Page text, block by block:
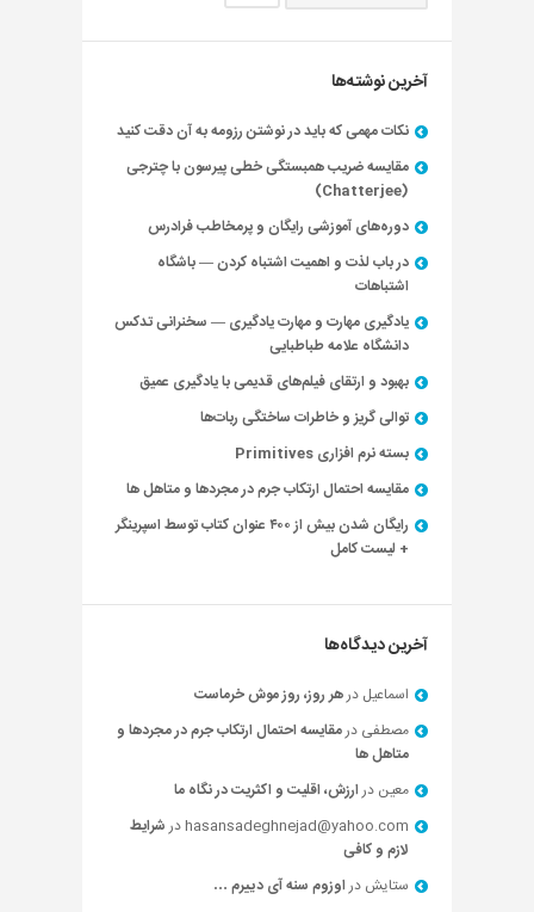
آخرین نوشته‌ها
نکات مهمی که باید در نوشتن رزومه به آن دقت کنید
مقایسه ضریب همبستگی خطی پیرسون با چترجی
(Chatterjee)
دوره‌های آموزشی رایگان و پرمخاطب فرادرس
در باب لذت و اهمیت اشتباه کردن — باشگاه
اشتباهات
یادگیری مهارت و مهارت یادگیری — سخنرانی تدکس
دانشگاه علامه طباطبایی
بهبود و ارتقای فیلم‌های قدیمی با یادگیری عمیق
توالی گریز و خاطرات ساختگی ربات‌ها
بسته نرم افزاری Primitives
مقایسه احتمال ارتکاب جرم در مجردها و متاهل ها
رایگان شدن بیش از ۴۰۰ عنوان کتاب توسط اسپرینگر
+ لیست کامل
آخرین دیدگاه‌ها
اسماعیل درهر روز، روز موش خرماست
مصطفی درمقایسه احتمال ارتکاب جرم در مجردها و
متاهل ها
معین درارزش، اقلیت و اکثریت در نگاه ما
hasansadeghnejad@yahoo.com درشرایط
لازم و کافی
ستایش دراوزوم سنه آی دییرم …